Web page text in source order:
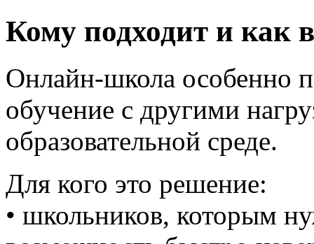
Кому подходит и как
Онлайн-школа особенно
обучение с другими
образовательной среде.
Для кого это решение:
• школьников, которым